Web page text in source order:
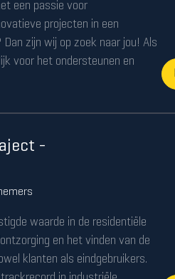
een passie voor
projecten in een
zijn wij op zoek naar jou! Als
voor het ondersteunen en
-
waarde in de residentiële
en het vinden van de
klanten als eindgebruikers.